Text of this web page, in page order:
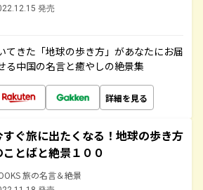
発売
てきた「地球の歩き方」があなたにお届
る中国の名言と癒やしの絶景集
詳細を見る
すぐ旅に出たくなる！地球の歩き方
ことばと絶景１００
旅の名言＆絶景